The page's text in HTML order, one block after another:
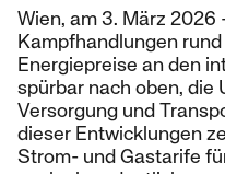
Wien, am 3. März
Kampfhandlungen
Energiepreise an den
spürbar nach oben, die
Versorgung und
dieser Entwicklungen
Strom- und Gastarife